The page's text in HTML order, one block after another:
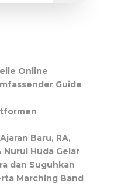
Online
Guide
Baru, RA,
Nurul Huda Gelar
dan Suguhkan
Marching Band